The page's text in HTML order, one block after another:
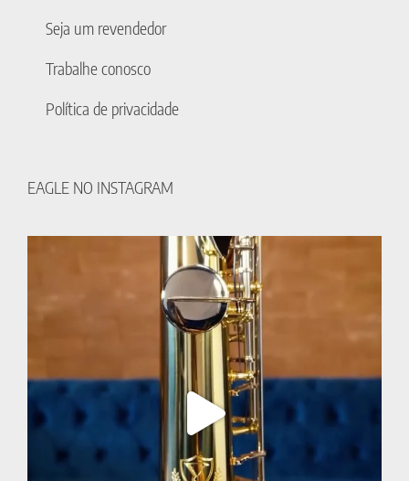
Seja um revendedor
Trabalhe conosco
Política de privacidade
EAGLE NO INSTAGRAM